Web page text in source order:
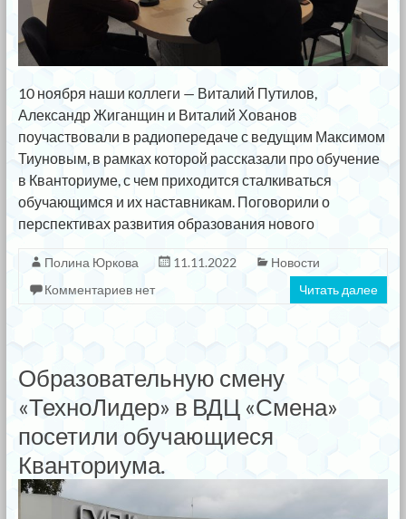
10 ноября наши коллеги — Виталий Путилов,
Александр Жиганщин и Виталий Хованов
поучаствовали в радиопередаче с ведущим Максимом
Тиуновым, в рамках которой рассказали про обучение
в Кванториуме, с чем приходится сталкиваться
обучающимся и их наставникам. Поговорили о
перспективах развития образования нового
Полина Юркова 11.11.2022
Новости
Комментариев нет
Читать далее
Образовательную смену
«ТехноЛидер» в ВДЦ «Смена»
посетили обучающиеся
Кванториума.